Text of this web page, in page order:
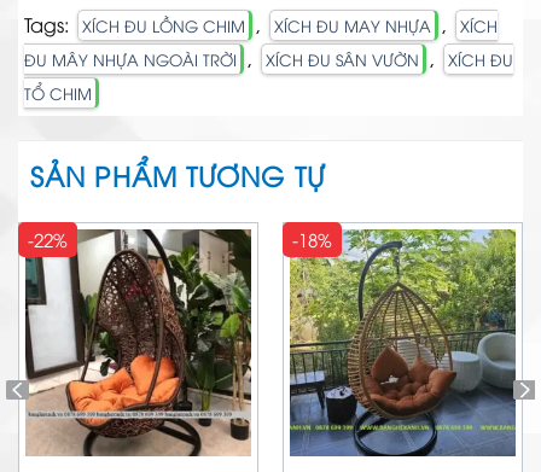
Tags: XÍCH ĐU LỒNG CHIM , XÍCH ĐU MAY NHỰA ,
XÍCH
ĐU MÂY NHỰA NGOÀI TRỜI
, XÍCH ĐU SÂN VƯỜN ,
XÍCH ĐU
TỔ CHIM
SẢN PHẨM TƯƠNG TỰ
-22% -18%